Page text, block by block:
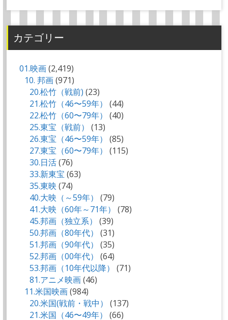
カテゴリー
01.映画(2,419)
10. 邦画(971)
20.松竹（戦前) (23)
21.松竹（46〜59年）
(44)
22.松竹（60〜79年）
(40)
25.東宝（戦前）
(13)
26.東宝（46〜59年）
(85)
27.東宝（60〜79年）
(115)
30.日活(76)
33.新東宝 (63)
35.東映 (74)
40.大映（～59年）
(79)
41.大映（60年～71年）
(78)
45.邦画（独立系）
(39)
50.邦画（80年代）
(31)
51.邦画（90年代）
(35)
52.邦画（00年代）
(64)
53.邦画（10年代以降）
(71)
81.アニメ映画(46)
11.米国映画(984)
20.米国(戦前・戦中）
(137)
21.米国（46〜49年）
(66)